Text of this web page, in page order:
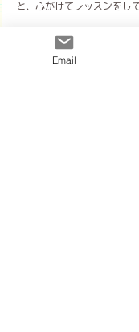
と、心がけてレッスンをし
所沢市小手指町
親子リトミック・音楽教室
Email